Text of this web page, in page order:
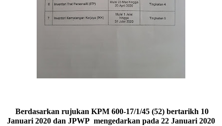
Berdasarkan rujukan KPM 600-17/1/45 (52) bertarikh 10
Januari 2020 dan JPWP mengedarkan pada 22 Januari 2020